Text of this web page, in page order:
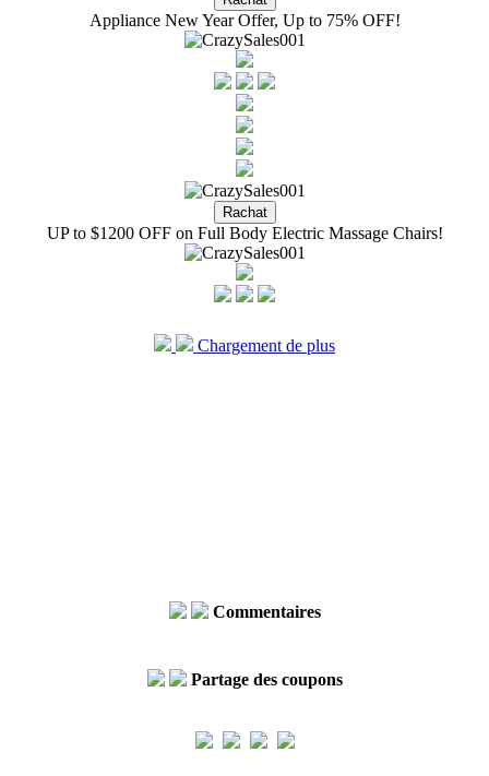
Appliance New Year Offer, Up to 75% OFF!
UP to $1200 OFF on Full Body Electric Massage Chairs!
Chargement de plus
Commentaires
Partage des coupons